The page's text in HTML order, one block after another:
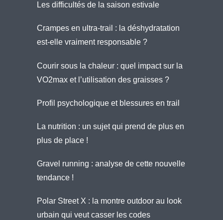
Les difficultés de la saison estivale
Crampes en ultra-trail : la déshydratation
est-elle vraiment responsable ?
Courir sous la chaleur : quel impact sur la
VO2max et l’utilisation des graisses ?
Profil psychologique et blessures en trail
La nutrition : un sujet qui prend de plus en
plus de place !
Gravel running : analyse de cette nouvelle
tendance !
Polar Street X : la montre outdoor au look
urbain qui veut casser les codes